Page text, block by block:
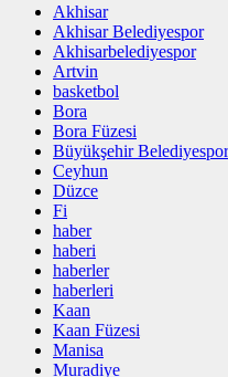
Akhisar
Akhisar Belediyespor
Akhisarbelediyespor
Artvin
basketbol
Bora
Bora Füzesi
Büyükşehir Belediyespor
Ceyhun
Düzce
Fi
haber
haberi
haberler
haberleri
Kaan
Kaan Füzesi
Manisa
Muradiye